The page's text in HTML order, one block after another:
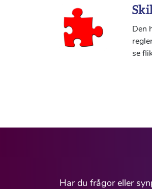
Den
se
Har du frågor eller